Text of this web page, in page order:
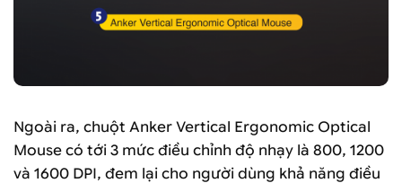
Ngoài ra, chuột Anker Vertical Ergonomic Optical
Mouse có tới 3 mức điều chỉnh độ nhạy là 800, 1200
và 1600 DPI, đem lại cho người dùng khả năng điều